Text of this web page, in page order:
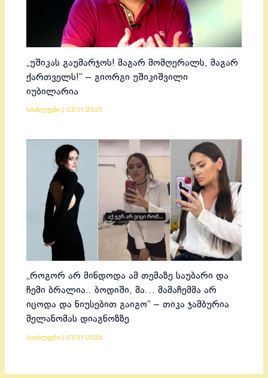
„უშიკას გაუმარჯოს! მაგარ მომღერალს, მაგარ
ქართველს!“ – გიორგი უშიკიშვილი
იუბილარია
სიახლეები 03/31/2025
„როგორ არ მინდოდა ამ თემაზე საუბარი და
ჩემი ბრალია.. ბოდიში, მა… მამაჩემმა არ
იცოდა და ნიუსებით გაიგო“ – თიკა ჯამბურია
მელანომას დიაგნოზზე
სიახლეები 03/31/2025